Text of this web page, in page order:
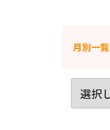
月別一覧